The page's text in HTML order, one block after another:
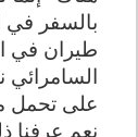
بالسفر في
طيران في
السامرائي
على تحمل
نعم عرفنا